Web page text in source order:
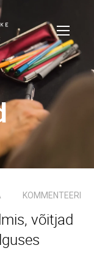
KOMMENTEERI
võitjad